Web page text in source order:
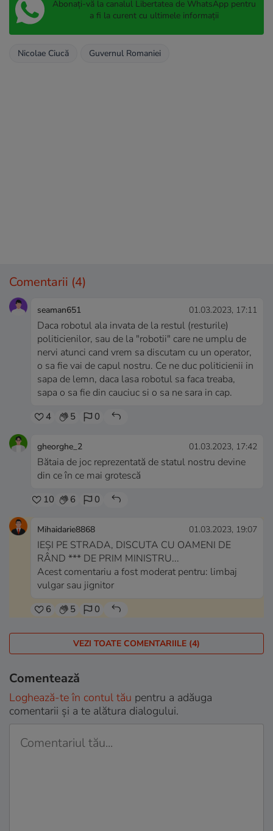
Abonați-vă la canalul Libertatea de WhatsApp pentru
a fi la curent cu ultimele informații
Nicolae Ciucă Guvernul Romaniei
Comentarii (4)
seaman651 01.03.2023, 17:11
Daca robotul ala invata de la restul (resturile)
politicienilor, sau de la "robotii" care ne umplu de
nervi atunci cand vrem sa discutam cu un operator,
o sa fie vai de capul nostru. Ce ne duc politicienii in
sapa de lemn, daca lasa robotul sa faca treaba,
sapa o sa fie din cauciuc si o sa ne sara in cap.
4 5 0
gheorghe_2 01.03.2023, 17:42
Bătaia de joc reprezentată de statul nostru devine
din ce în ce mai grotescă
10 6 0
Mihaidarie8868 01.03.2023, 19:07
IEȘI PE STRADA, DISCUTA CU OAMENI DE
RÂND *** DE PRIM MINISTRU...
Acest comentariu a fost moderat pentru: limbaj
vulgar sau jignitor
6 5 0
VEZI TOATE COMENTARIILE (4)
Comentează
Loghează-te în contul tău pentru a adăuga
comentarii și a te alătura dialogului.